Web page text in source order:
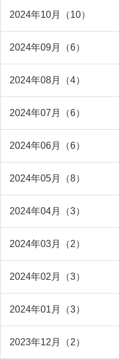
2024年10月（10）
2024年09月（6）
2024年08月（4）
2024年07月（6）
2024年06月（6）
2024年05月（8）
2024年04月（3）
2024年03月（2）
2024年02月（3）
2024年01月（3）
2023年12月（2）